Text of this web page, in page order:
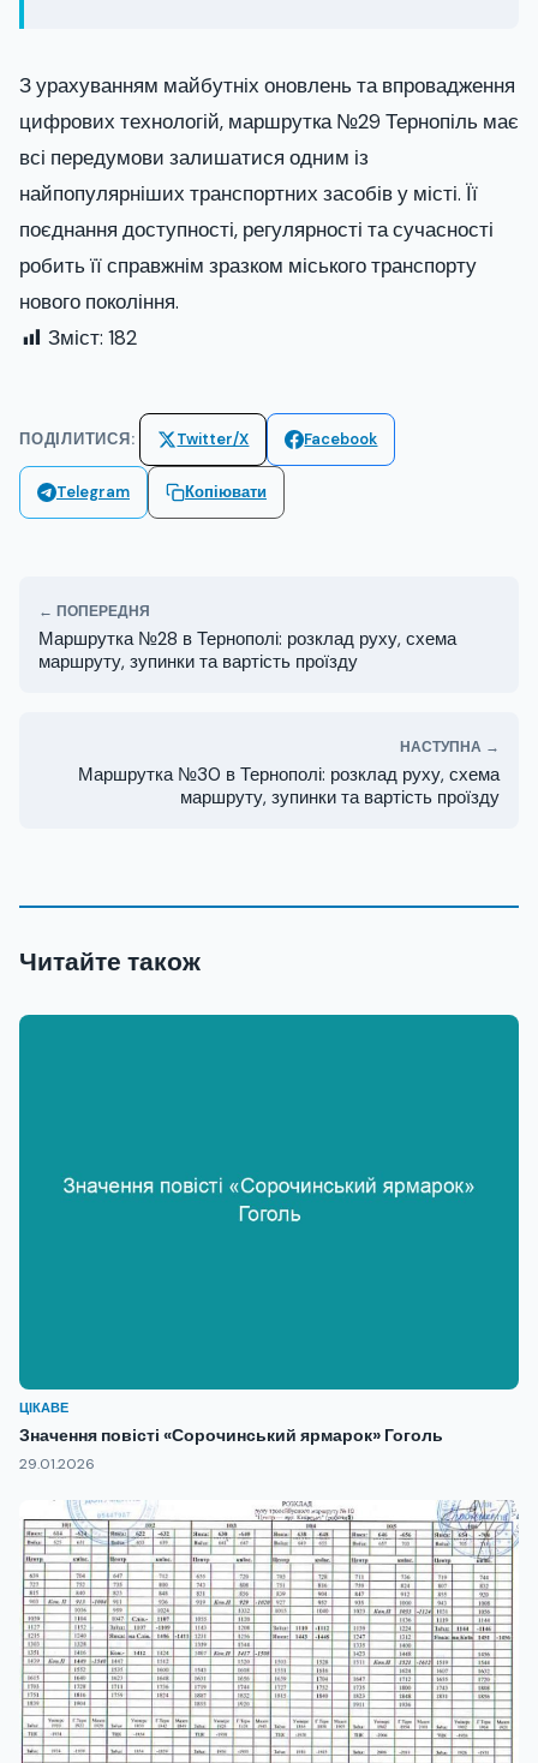
З урахуванням майбутніх оновлень та впровадження
цифрових технологій, маршрутка №29 Тернопіль має
всі передумови залишатися одним із
найпопулярніших транспортних засобів у місті. Її
поєднання доступності, регулярності та сучасності
робить її справжнім зразком міського транспорту
нового покоління.
Зміст: 182
ПОДІЛИТИСЯ: Twitter/X Facebook
Telegram Копіювати
← ПОПЕРЕДНЯ
Маршрутка №28 в Тернополі: розклад руху, схема
маршруту, зупинки та вартість проїзду
НАСТУПНА →
Маршрутка №30 в Тернополі: розклад руху, схема
маршруту, зупинки та вартість проїзду
Читайте також
ЦІКАВЕ
Значення повісті «Сорочинський ярмарок» Гоголь
29.01.2026